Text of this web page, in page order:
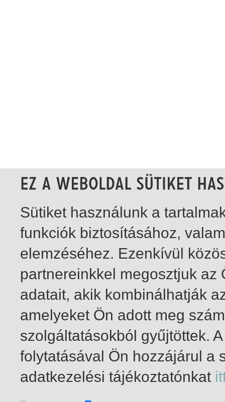
1-5 / total 5 hit
Sütiket használunk a
funkciók biztosításához,
elemzéséhez. Ezenkívül
partnereinkkel megosztjuk
adatait, akik kombinálhatják
amelyeket Ön adott meg
szolgáltatásokból gyűjtöttek.
folytatásával Ön hozzájárul a
adatkezelési tájékoztatónkat